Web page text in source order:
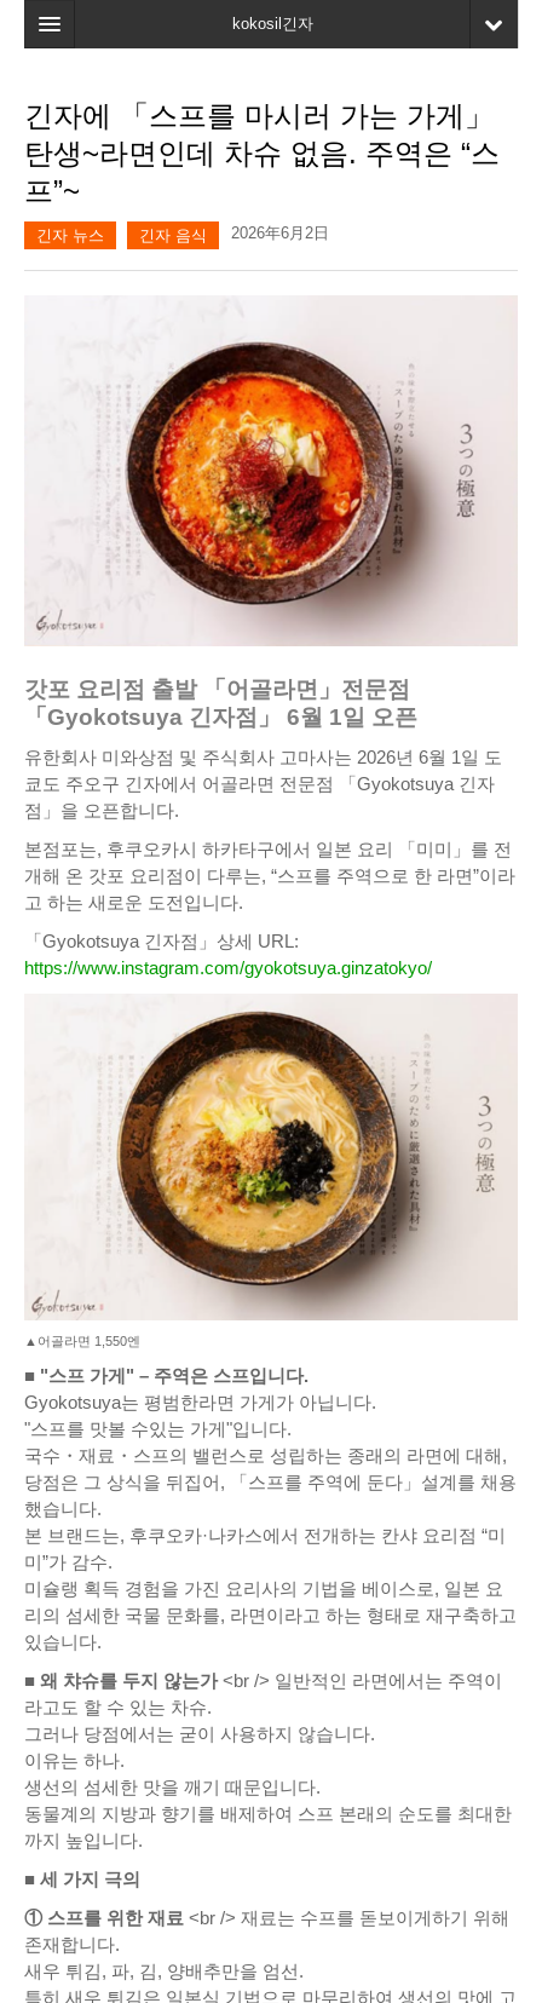
kokosil긴자
검색
최신정보
고객평가
마이페이지
긴자에 「스프를 마시러 가는 가게」
탄생~라면인데 차슈 없음. 주역은 “스
프”~
긴자 뉴스 긴자 음식 2026年6月2日
갓포 요리점 출발 「어골라면」전문점
「Gyokotsuya 긴자점」 6월 1일 오픈
유한회사 미와상점 및 주식회사 고마사는 2026년 6월 1일 도
쿄도 주오구 긴자에서 어골라면 전문점 「Gyokotsuya 긴자
점」을 오픈합니다.
본점포는, 후쿠오카시 하카타구에서 일본 요리 「미미」를 전
개해 온 갓포 요리점이 다루는, “스프를 주역으로 한 라면”이라
고 하는 새로운 도전입니다.
「Gyokotsuya 긴자점」상세 URL:
https://www.instagram.com/gyokotsuya.ginzatokyo/
▲어골라면 1,550엔
■ "스프 가게" – 주역은 스프입니다.
Gyokotsuya는 평범한라면 가게가 아닙니다.
"스프를 맛볼 수있는 가게"입니다.
국수・재료・스프의 밸런스로 성립하는 종래의 라면에 대해,
당점은 그 상식을 뒤집어, 「스프를 주역에 둔다」설계를 채용
했습니다.
본 브랜드는, 후쿠오카·나카스에서 전개하는 칸샤 요리점 “미
미”가 감수.
미슐랭 획득 경험을 가진 요리사의 기법을 베이스로, 일본 요
리의 섬세한 국물 문화를, 라면이라고 하는 형태로 재구축하고
있습니다.
■ 왜 챠슈를 두지 않는가<br /> 일반적인 라면에서는 주역이
라고도 할 수 있는 차슈.
그러나 당점에서는 굳이 사용하지 않습니다.
이유는 하나.
생선의 섬세한 맛을 깨기 때문입니다.
동물계의 지방과 향기를 배제하여 스프 본래의 순도를 최대한
까지 높입니다.
■ 세 가지 극의
① 스프를 위한 재료 <br /> 재료는 수프를 돋보이게하기 위해
존재합니다.
새우 튀김, 파, 김, 양배추만을 엄선.
특히 새우 튀김은 일본식 기법으로 마무리하여 생선의 맛에 고